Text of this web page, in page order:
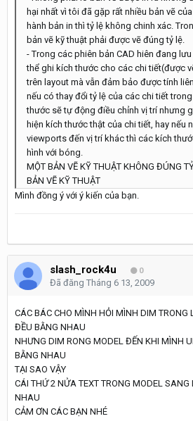
hại nhất vì tôi đã gặp rất nhiều bản vẽ
hành bản in thì tỷ lệ không chinh xác.
bản vẽ kỹ thuật phải được vẽ đúng tỷ lệ.
- Trong các phiên bản CAD hiên đang
thể ghi kích thước cho các chi tiết(được
trên layout mà vẫn đảm bảo được tính
nếu có thay đổi tỷ lệ của các chi tiết
thước sẽ tự động điều chỉnh vị trí nhưng
hiện kích thước thật của chi tiết, hay nếu
viewports đến vị trí khác thì các kích
hình với bóng.
MỘT BẢN VẼ KỸ THUẬT KHÔNG ĐÚNG
BẢN VẼ KỸ THUẬT
Mình đồng ý với ý kiến của bạn.
slash_rock4u 0
Đã đăng Tháng 6 13, 2009
CÁC BÁC CHO MÌNH HỎI MÌNH DIM TRONG
ĐỀU BẰNG NHAU
NHƯNG DIM RONG MODEL ĐẾN KHI MÌNH
BẰNG NHAU
TẠI SAO VẬY
CÁI THỨ 2 NỬA TEXT TRONG MODEL SANG
NHAU
CẢM ƠN CÁC BẠN NHÉ